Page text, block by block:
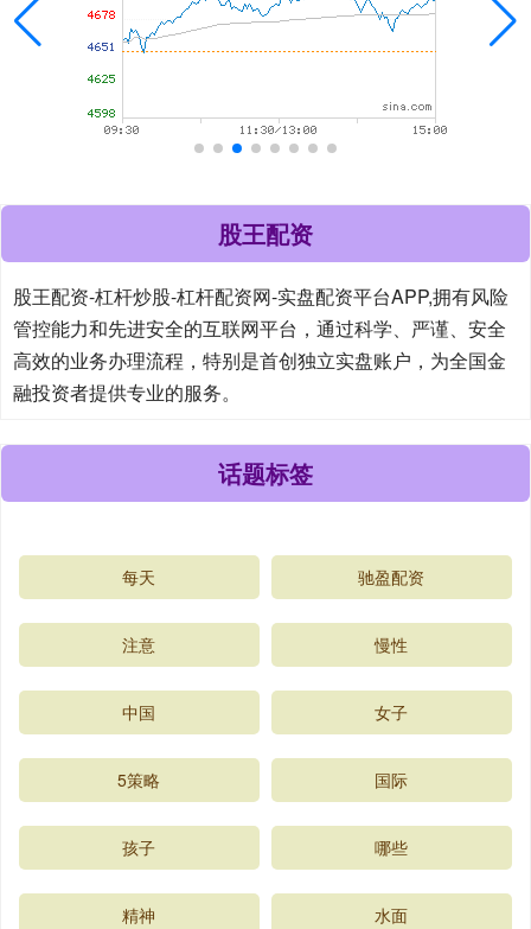
股王配资
股王配资-杠杆炒股-杠杆配资网-实盘配资平台APP,拥有风险
管控能力和先进安全的互联网平台，通过科学、严谨、安全
高效的业务办理流程，特别是首创独立实盘账户，为全国金
融投资者提供专业的服务。
话题标签
每天 驰盈配资
注意 慢性
中国 女子
5策略 国际
孩子 哪些
精神 水面